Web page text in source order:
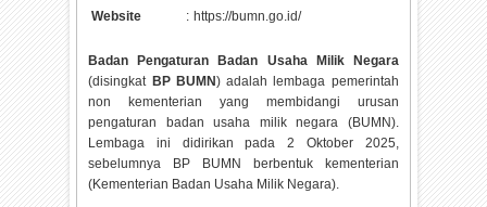
Website : https://bumn.go.id/
Badan Pengaturan Badan Usaha Milik Negara
(disingkat BP BUMN) adalah lembaga pemerintah
non kementerian yang membidangi urusan
pengaturan badan usaha milik negara (BUMN).
Lembaga ini didirikan pada 2 Oktober 2025,
sebelumnya BP BUMN berbentuk kementerian
(Kementerian Badan Usaha Milik Negara).